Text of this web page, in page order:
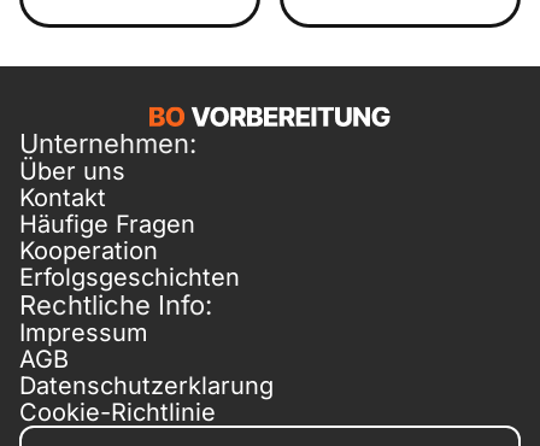
Unternehmen:
Über uns
Kontakt
Häufige Fragen
Kooperation
Erfolgsgeschichten
Rechtliche Info:
Impressum
AGB
Datenschutzerklarung
Cookie-Richtlinie